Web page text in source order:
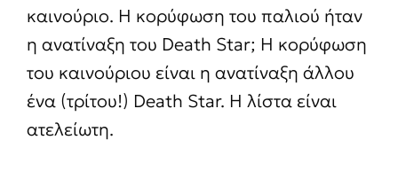
καινούριο. Η κορύφωση του παλιού ήταν
η ανατίναξη του Death Star; Η κορύφωση
του καινούριου είναι η ανατίναξη άλλου
ένα (τρίτου!) Death Star. Η λίστα είναι
ατελείωτη.